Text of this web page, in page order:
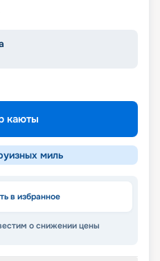
каюты
миль
в избранное
о снижении цены